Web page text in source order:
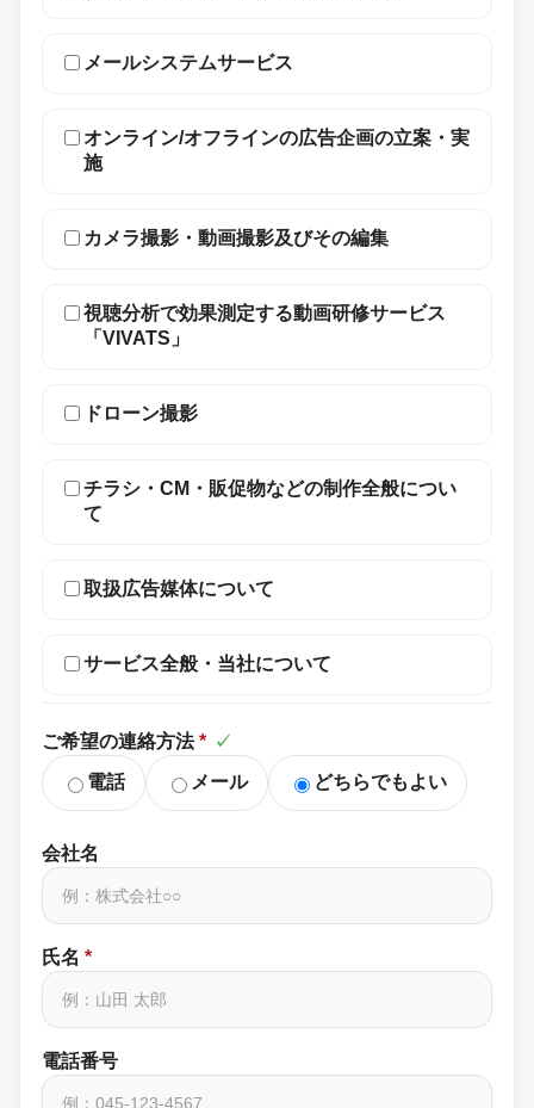
メールシステムサービス
オンライン/オフラインの広告企画の立案・実
施
カメラ撮影・動画撮影及びその編集
視聴分析で効果測定する動画研修サービス
「VIVATS」
ドローン撮影
チラシ・CM・販促物などの制作全般につい
て
取扱広告媒体について
サービス全般・当社について
ご希望の連絡方法 * ✓
電話 メール どちらでもよい
会社名
氏名 *
電話番号